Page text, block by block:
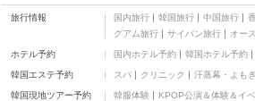
ハイテン B&B (海田會館
民宿)
三つ星
パス ハピネス オン (傳
遞幸福爵士館)
三つ星
ラッキースター B&B (羅
東幸運星民宿)
三つ星
旅行情報 国内旅行 韓国旅行 中国旅行
グアム旅行
サイパン旅行 オー
ホテル予約 国内ホテル予約 韓国ホテル予約
韓国エステ予約 スパ クリニック 汗蒸幕・よもぎ
韓国現地ツアー予約 韓服体験 KPOP公演＆体験＆イ